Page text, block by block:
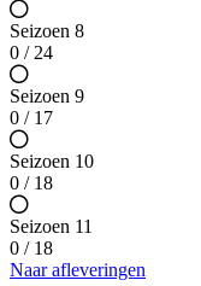
Seizoen 8
0 / 24
Seizoen 9
0 / 17
Seizoen 10
0 / 18
Seizoen 11
0 / 18
Naar afleveringen